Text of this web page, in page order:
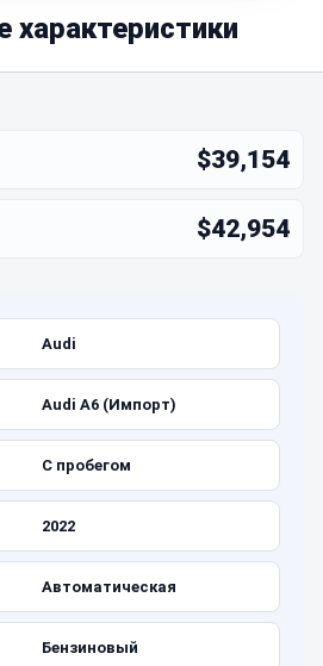
характеристики
$39,154
$42,954
Audi
Audi A6 (Импорт)
С пробегом
2022
Автоматическая
Бензиновый